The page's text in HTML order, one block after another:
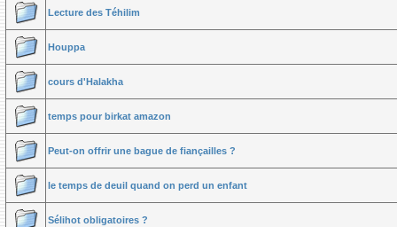
Lecture des Téhilim
Houppa
cours d'Halakha
temps pour birkat amazon
Peut-on offrir une bague de fiançailles ?
le temps de deuil quand on perd un enfant
Sélihot obligatoires ?